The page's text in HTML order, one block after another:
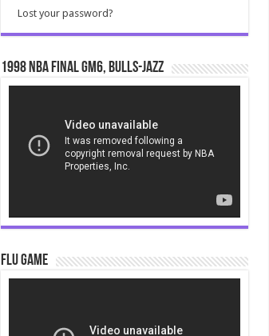
Lost your password?
1998 NBA Final gm6, Bulls-Jazz
Flu Game